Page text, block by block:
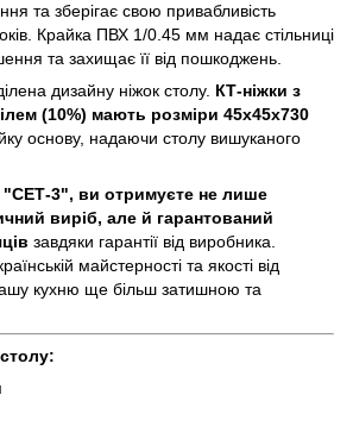
та зберігає свою привабливість
Крайка ПВХ 1/0.45 мм надає стільниці
та захищає її від пошкоджень.
дизайну ніжок столу. КТ-ніжки з
(10%) мають розміри 45х45х730
основу, надаючи столу вишуканого
"СЕТ-3", ви отримуєте не лише
виріб, але й гарантований
завдяки гарантії від виробника.
майстерності та якості від
кухню ще більш затишною та